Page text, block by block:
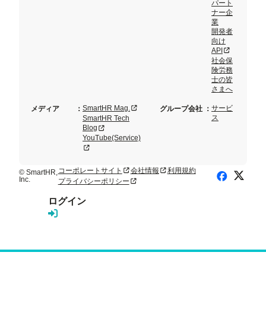
メディア ： SmartHR Mag.新規タブまたはウィンドウで開く
SmartHR Tech
Blog 新規タブまたはウィンドウで開く
YouTube(Service)
新規タブまたはウィンドウで開く
パート
ナー企
業
開発者
向け
API新規タブま
社会保
険労務
士の皆
さまへ
グループ会社 ： サービ
ス
© SmartHR,
Inc.
コーポレートサイト 新規タブまたはウィンドウで開く
会社情報新規タブまたはウィンドウで開く
利用規約
プライバシーポリシー新規タブまたはウィンドウで開くFacebook
X
ログイン